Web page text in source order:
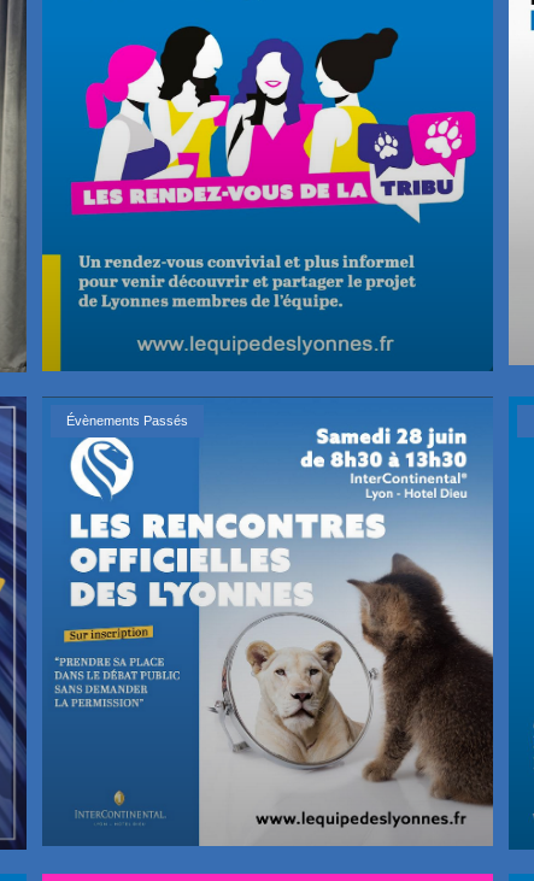
Évènements Passés